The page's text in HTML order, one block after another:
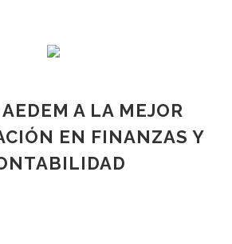
A LA MEJOR
EN FINANZAS Y